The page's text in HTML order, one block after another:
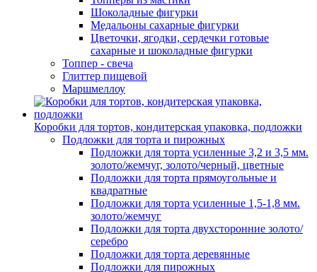
Шоколадные фигурки
Медальоны сахарные фигурки
Цветочки, ягодки, сердечки готовые
сахарные и шоколадные фигурки
Топпер - свеча
Глиттер пищевой
Маршмеллоу
Коробки для тортов, кондитерская упаковка, подложки
Подложки для торта и пирожных
Подложки для торта усиленные 3,2 и 3,5 мм.
золото/жемчуг, золото/черный, цветные
Подложки для торта прямоугольные и
квадратные
Подложки для торта усиленные 1,5-1,8 мм.
золото/жемчуг
Подложки для торта двухсторонние золото/
серебро
Подложки для торта деревянные
Подложки для пирожных